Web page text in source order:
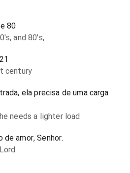
80
and 80's,
century
ela precisa de uma carga
needs a lighter load
de amor, Senhor.